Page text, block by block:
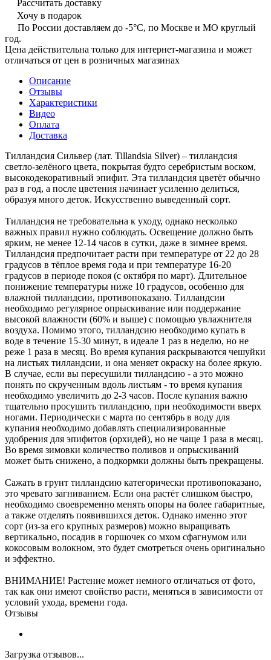
Рассчитать доставку
Хочу в подарок
По России доставляем до -5°C, по Москве и МО круглый
год.
Цена действительна только для интернет-магазина и может
отличаться от цен в розничных магазинах
Описание
Отзывы
Характеристики
Видео
Оплата
Доставка
Тилландсия Сильвер (лат. Tillandsia Silver) – тилландсия
светло-зелёного цвета, покрытая будто серебристым воском,
высокодекоративный эпифит. Эта тилландсия цветёт обычно
раз в год, а после цветения начинает усиленно делиться,
образуя много деток. Искусственно выведенный сорт.
Тилландсия не требовательна к уходу, однако несколько
важных правил нужно соблюдать. Освещение должно быть
ярким, не менее 12-14 часов в сутки, даже в зимнее время.
Тилландсия предпочитает расти при температуре от 22 до 28
градусов в тёплое время года и при температуре 16-20
градусов в периоде покоя (с октября по март). Длительное
понижение температуры ниже 10 градусов, особенно для
влажной тилландсии, противопоказано. Тилландсии
необходимо регулярное опрыскивание или поддержание
высокой влажности (60% и выше) с помощью увлажнителя
воздуха. Помимо этого, тилландсию необходимо купать в
воде в течение 15-30 минут, в идеале 1 раз в неделю, но не
реже 1 раза в месяц. Во время купания раскрываются чешуйки
на листьях тилландсии, и она меняет окраску на более яркую.
В случае, если вы пересушили тилландсию - а это можно
понять по скрученным вдоль листьям - то время купания
необходимо увеличить до 2-3 часов. После купания важно
тщательно просушить тилландсию, при необходимости вверх
ногами. Периодически с марта по сентябрь в воду для
купания необходимо добавлять специализированные
удобрения для эпифитов (орхидей), но не чаще 1 раза в месяц.
Во время зимовки количество поливов и опрыскиваний
может быть снижено, а подкормки должны быть прекращены.
Сажать в грунт тилландсию категорически противопоказано,
это чревато загниванием. Если она растёт слишком быстро,
необходимо своевременно менять опоры на более габаритные,
а также отделять появившихся деток. Однако именно этот
сорт (из-за его крупных размеров) можно выращивать
вертикально, посадив в горшочек со мхом сфагнумом или
кокосовым волокном, это будет смотреться очень оригинально
и эффектно.
ВНИМАНИЕ! Растение может немного отличаться от фото,
так как они имеют свойство расти, меняться в зависимости от
условий ухода, времени года.
Отзывы
Загрузка отзывов...